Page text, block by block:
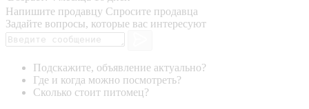
Напишите продавцу Спросите продавца
Задайте вопросы, которые вас интересуют
Подскажите, объявление актуально?
Где и когда можно посмотреть?
Сколько стоит питомец?